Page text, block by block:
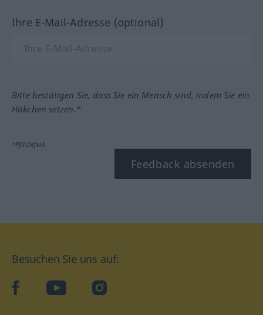
Ihre E-Mail-Adresse (optional)
Bitte bestätigen Sie, dass Sie ein Mensch sind, indem Sie ein
Häkchen setzen.*
*Pflichtfeld
Feedback absenden
Besuchen Sie uns auf:
facebookYouTube Instagram